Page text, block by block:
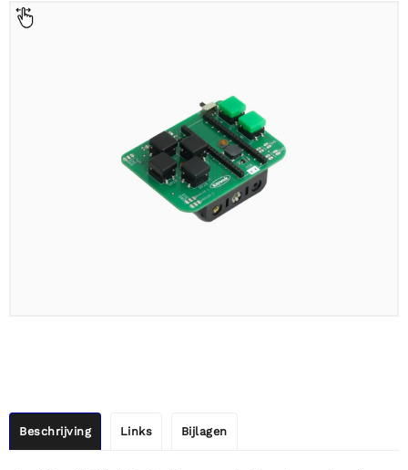
Beschrijving Links Bijlagen